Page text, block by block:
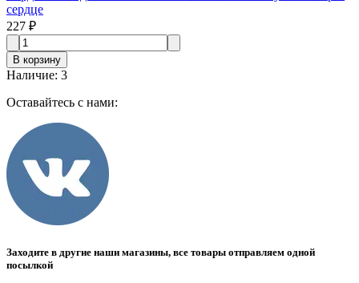
сердце
227 ₽
В корзину
Наличие: 3
Оставайтесь с нами:
Заходите в другие наши магазины, все товары отправляем одной
посылкой